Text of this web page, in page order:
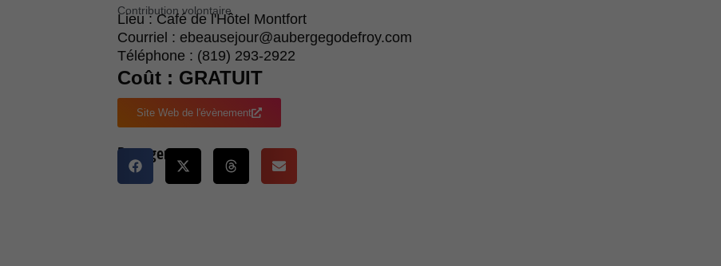
Contribution volontaire
Lieu : Café de l'Hôtel Montfort
Courriel : ebeausejour@aubergegodefroy.com
Téléphone : (819) 293-2922
Coût : GRATUIT
Site Web de l'évènement
Partager :